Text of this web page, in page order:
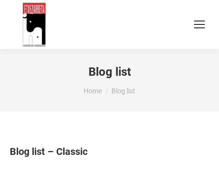
Blog list
You are here:
Home Blog list
Blog list – Classic